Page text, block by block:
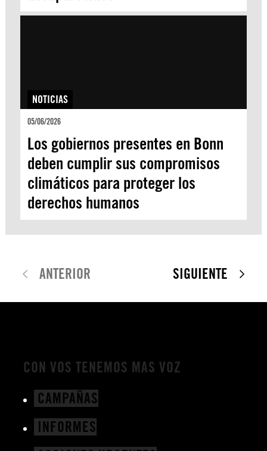
NOTICIAS
05/06/2026
Los gobiernos presentes en Bonn
deben cumplir sus compromisos
climáticos para proteger los
derechos humanos
ANTERIOR SIGUIENTE
CON VOS TENEMOS MAS VOZ
CAMPAÑAS
INFORMES